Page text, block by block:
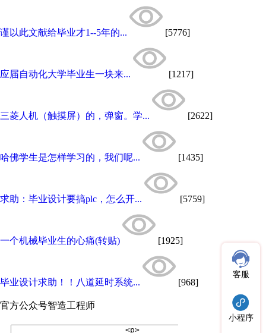
谨以此文献给毕业才1--5年的... [5776]
应届自动化大学毕业生一块来... [1217]
三菱人机（触摸屏）的，弹窗。学... [2622]
哈佛学生是怎样学习的，我们呢... [1435]
求助：毕业设计要搞plc，怎么开... [5759]
一个机械毕业生的心痛(转贴) [1925]
毕业设计求助！！八道延时系统... [968]
官方公众号智造工程师
客服
小程序